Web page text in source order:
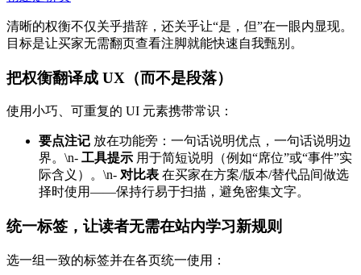
清晰的权衡不仅关乎措辞，还关乎让“是，但”在一眼内显现。
目标是让买家无需翻页查看注脚就能快速自我甄别。
把权衡翻译成 UX（而不是段落）
使用小巧、可重复的 UI 元素携带常识：
要点注记 放在功能旁：一句话说明优点，一句话说明边
界。\n- 工具提示 用于简短说明（例如“席位”或“事件”实
际含义）。\n- 对比表 在买家在方案/版本/替代品间做选
择时使用——保持行易于扫描，避免密集文字。
统一标签，让读者无需在站内学习新规则
选一组一致的标签并在各页统一使用：